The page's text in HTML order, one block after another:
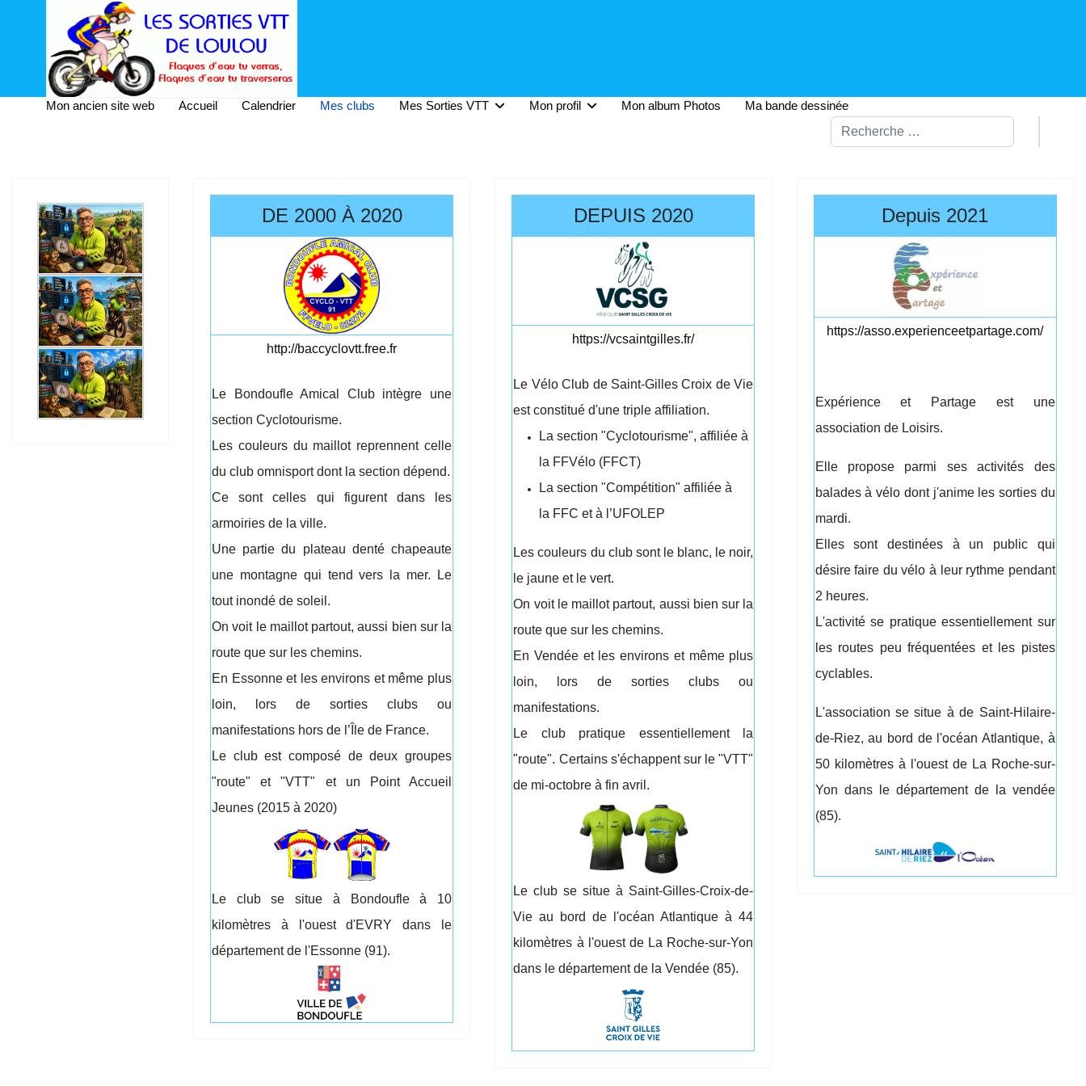
Mon ancien site web Accueil Calendrier Mes clubs Mes Sorties VTT Mon profil Mon album Photos Ma bande dessinée
Rechercher
DE 2000 À 2020
http://baccyclovtt.free.fr
Le Bondoufle Amical Club intègre une
section Cyclotourisme.
Les couleurs du maillot reprennent celle
du club omnisport dont la section dépend.
Ce sont celles qui figurent dans les
armoiries de la ville.
Une partie du plateau denté chapeaute
une montagne qui tend vers la mer. Le
tout inondé de soleil.
On voit le maillot partout, aussi bien sur la
route que sur les chemins.
En Essonne et les environs et même plus
loin, lors de sorties clubs ou
manifestations hors de l’Île de France.
Le club est composé de deux groupes
"route" et "VTT" et un Point Accueil
Jeunes (2015 à 2020)
Le club se situe à Bondoufle à 10
kilomètres à l'ouest d'EVRY dans le
département de l'Essonne (91).
DEPUIS 2020
https://vcsaintgilles.fr/
Le Vélo Club de Saint-Gilles Croix de Vie
est constitué d'une triple affiliation.
La section "Cyclotourisme", affiliée à
la FFVélo (FFCT)
La section "Compétition" affiliée à
la FFC et à l’UFOLEP
Les couleurs du club sont le blanc, le noir,
le jaune et le vert.
On voit le maillot partout, aussi bien sur la
route que sur les chemins.
En Vendée et les environs et même plus
loin, lors de sorties clubs ou
manifestations.
Le club pratique essentiellement la
"route". Certains s'échappent sur le "VTT"
de mi-octobre à fin avril.
Le club se situe à Saint-Gilles-Croix-de-
Vie au bord de l'océan Atlantique à 44
kilomètres à l'ouest de La Roche-sur-Yon
dans le département de la Vendée (85).
Depuis 2021
https://asso.experienceetpartage.com/
Expérience et Partage est une
association de Loisirs.
Elle propose parmi ses activités des
balades à vélo dont j'anime les sorties du
mardi.
Elles sont destinées à un public qui
désire faire du vélo à leur rythme pendant
2 heures.
L'activité se pratique essentiellement sur
les routes peu fréquentées et les pistes
cyclables.
L'association se situe à de Saint-Hilaire-
de-Riez, au bord de l'océan Atlantique, à
50 kilomètres à l'ouest de La Roche-sur-
Yon dans le département de la vendée
(85).